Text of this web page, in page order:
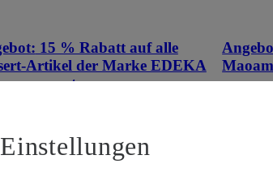
15 % Rabatt auf alle
Artikel der Marke EDEKA
Verfügbarkeit des Marktes.
Maoam